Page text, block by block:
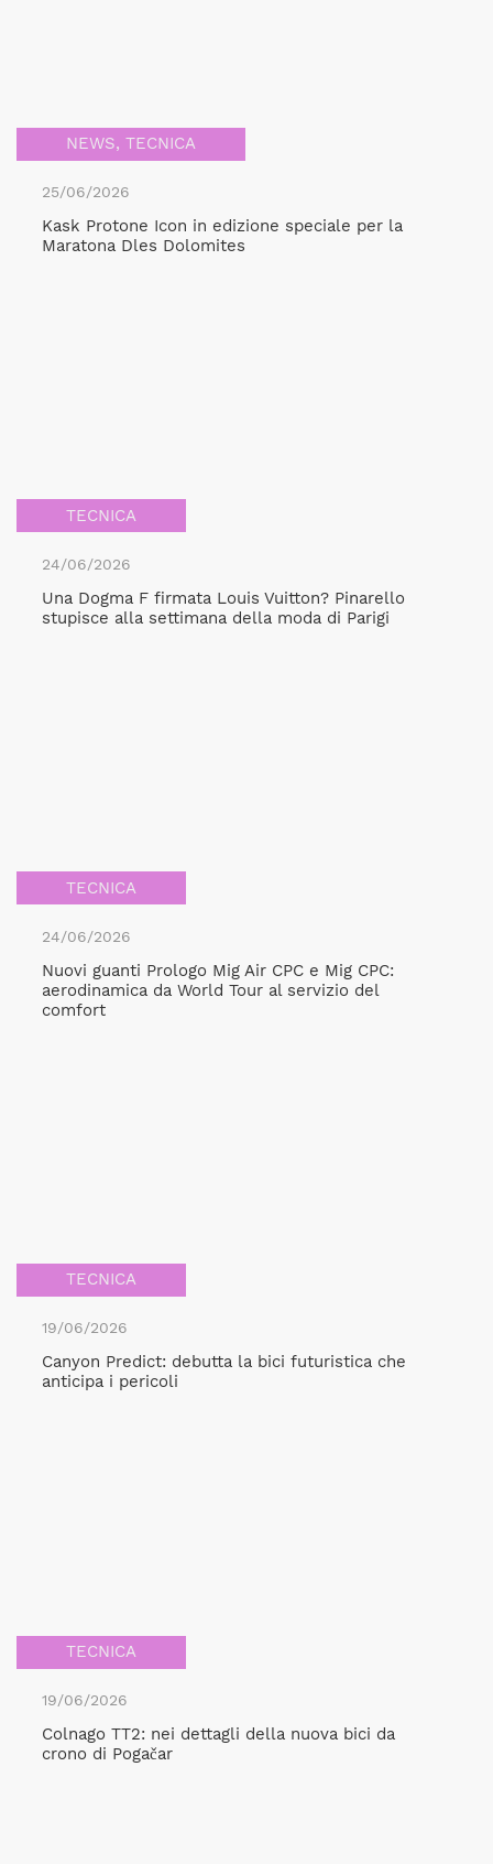
NEWS, TECNICA
25/06/2026
Kask Protone Icon in edizione speciale per la
Maratona Dles Dolomites
TECNICA
24/06/2026
Una Dogma F firmata Louis Vuitton? Pinarello
stupisce alla settimana della moda di Parigi
TECNICA
24/06/2026
Nuovi guanti Prologo Mig Air CPC e Mig CPC:
aerodinamica da World Tour al servizio del
comfort
TECNICA
19/06/2026
Canyon Predict: debutta la bici futuristica che
anticipa i pericoli
TECNICA
19/06/2026
Colnago TT2: nei dettagli della nuova bici da
crono di Pogačar